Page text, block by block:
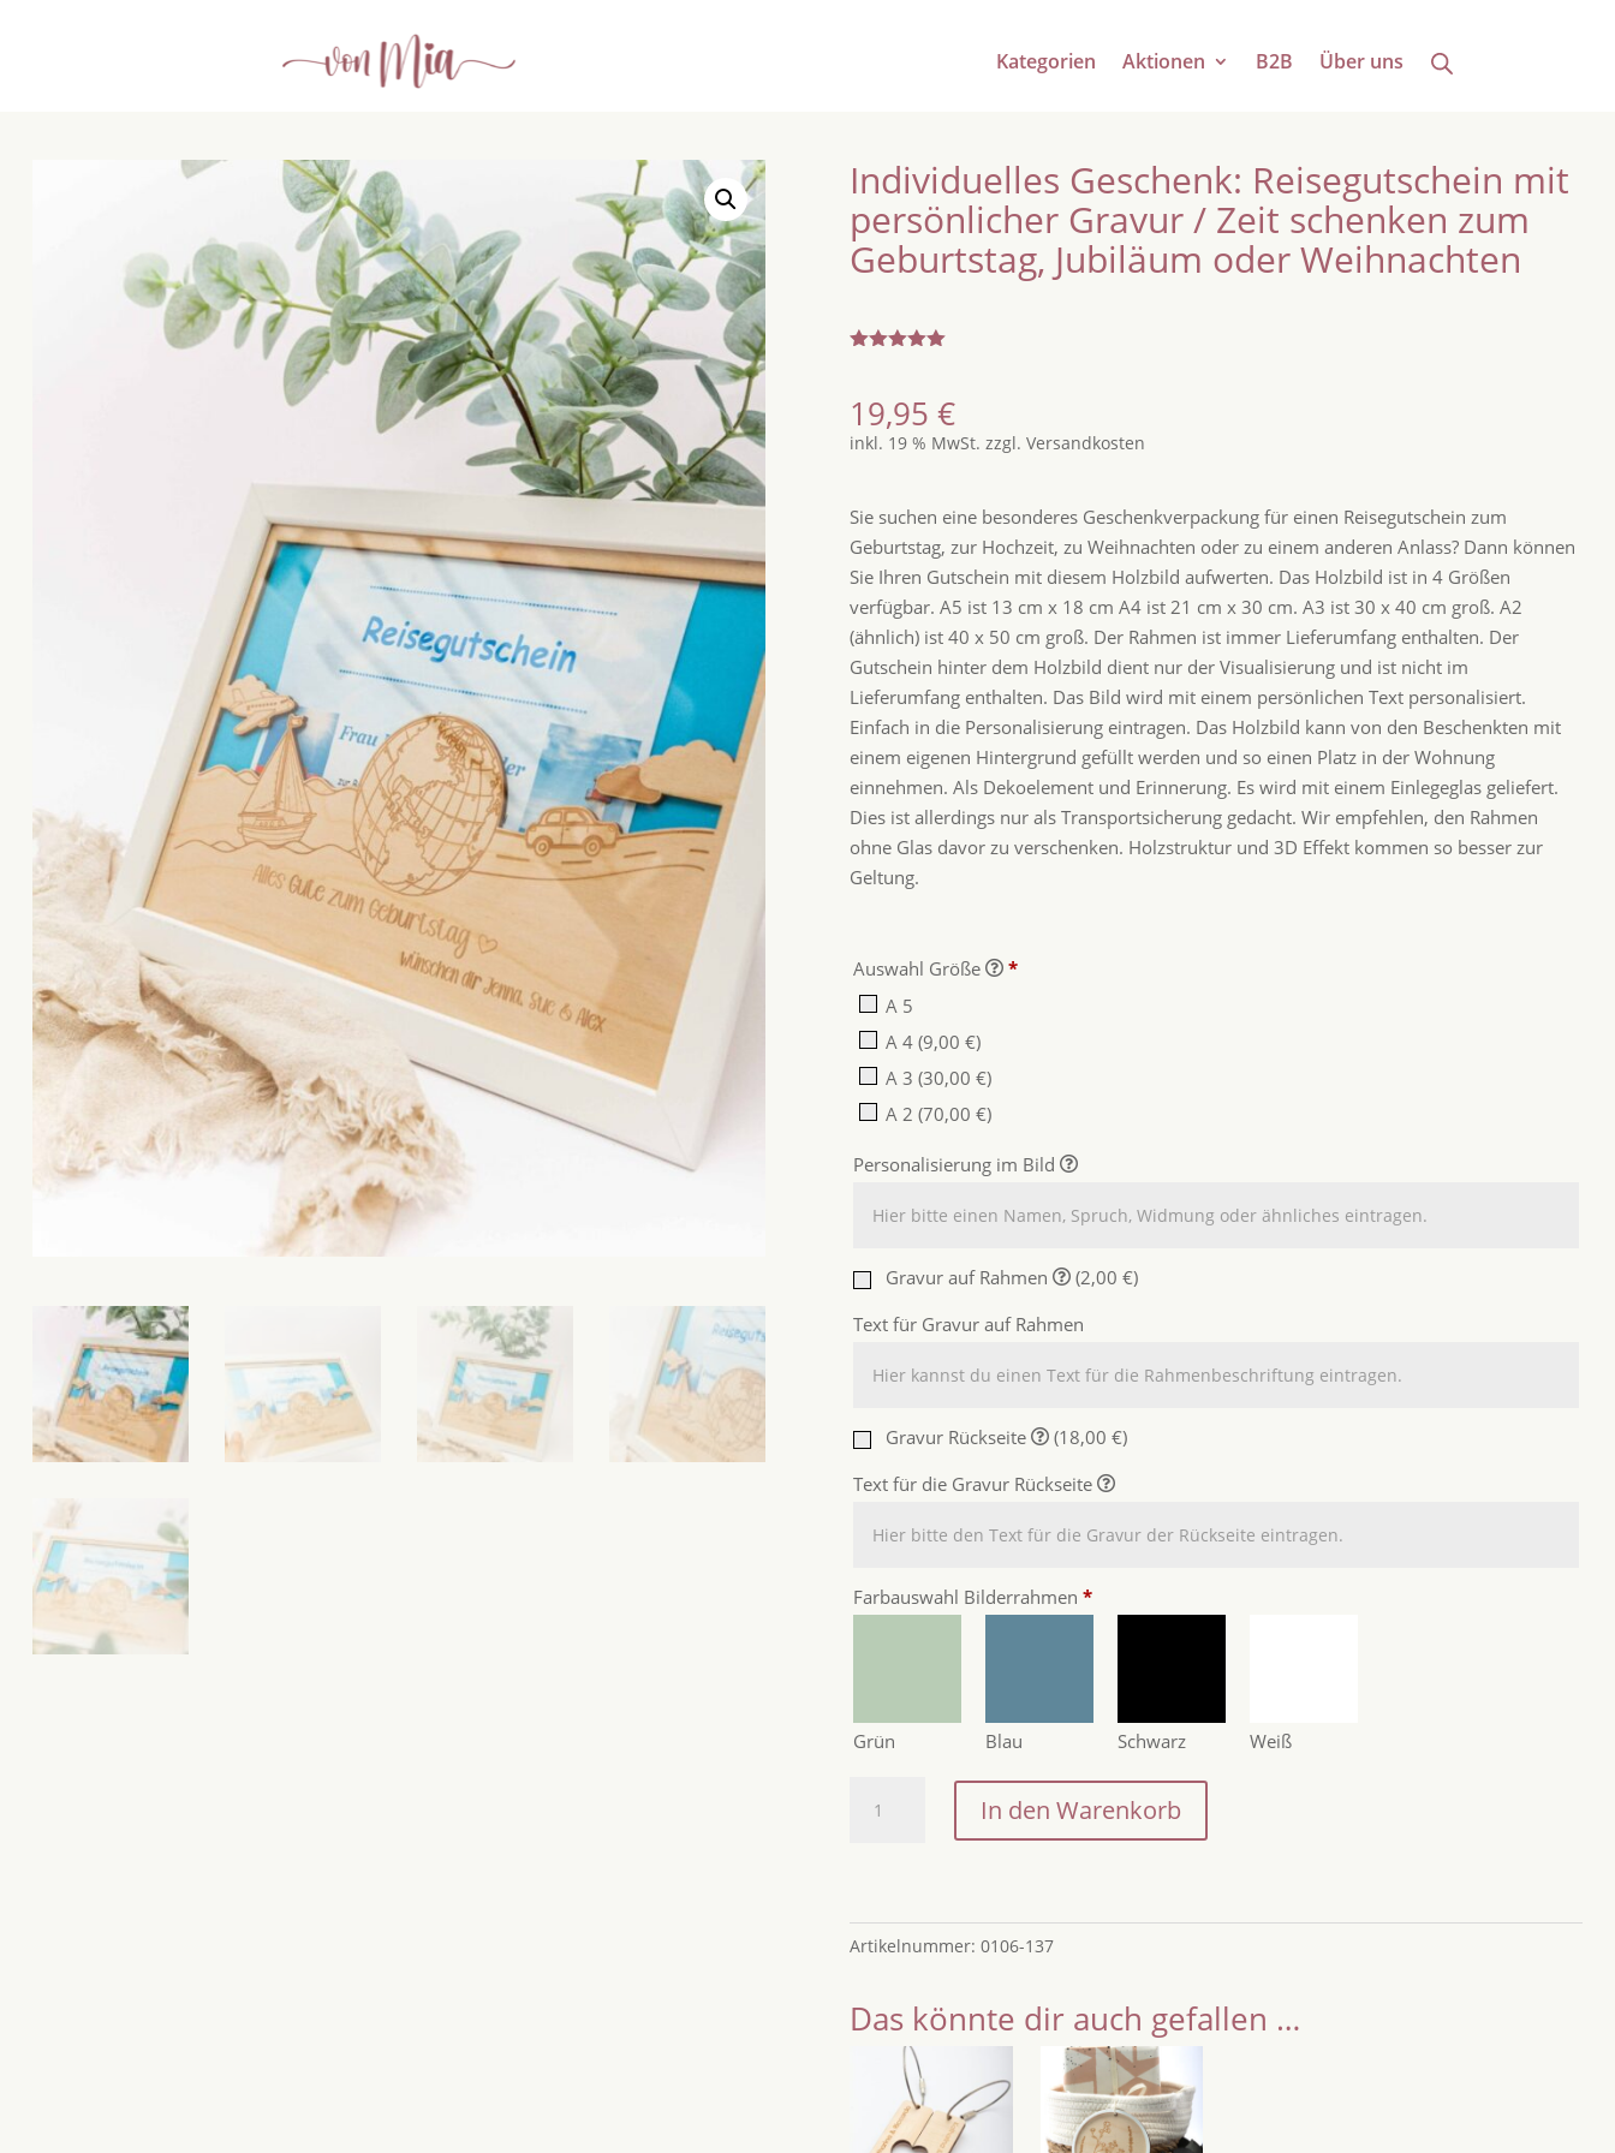
Kategorien Aktionen B2B Über uns
Individuelles Geschenk: Reisegutschein mit
persönlicher Gravur / Zeit schenken zum
Geburtstag, Jubiläum oder Weihnachten
von 5,
basierend
auf
Kundenbew
19,95€
inkl. 19 % MwSt. zzgl.Versandkosten
Sie suchen eine besonderes Geschenkverpackung für einen Reisegutschein zum
Geburtstag, zur Hochzeit, zu Weihnachten oder zu einem anderen Anlass? Dann können
Sie Ihren Gutschein mit diesem Holzbild aufwerten. Das Holzbild ist in 4 Größen
verfügbar. A5 ist 13 cm x 18 cm A4 ist 21 cm x 30 cm. A3 ist 30 x 40 cm groß. A2
(ähnlich) ist 40 x 50 cm groß. Der Rahmen ist immer Lieferumfang enthalten. Der
Gutschein hinter dem Holzbild dient nur der Visualisierung und ist nicht im
Lieferumfang enthalten. Das Bild wird mit einem persönlichen Text personalisiert.
Einfach in die Personalisierung eintragen. Das Holzbild kann von den Beschenkten mit
einem eigenen Hintergrund gefüllt werden und so einen Platz in der Wohnung
einnehmen. Als Dekoelement und Erinnerung. Es wird mit einem Einlegeglas geliefert.
Dies ist allerdings nur als Transportsicherung gedacht. Wir empfehlen, den Rahmen
ohne Glas davor zu verschenken. Holzstruktur und 3D Effekt kommen so besser zur
Geltung.
Auswahl Größe
*
A 5
A 4(9,00 €)
A 3(30,00 €)
A 2(70,00 €)
Personalisierung im Bild
Gravur auf Rahmen
(2,00 €)
Text für Gravur auf Rahmen
Gravur Rückseite
(18,00 €)
Text für die Gravur Rückseite
Farbauswahl Bilderrahmen*
Grün Blau Schwarz Weiß
Geschenk:
Gravur
schenken
Geburtstag,
Jubiläum
In den Warenkorb
Artikelnummer:0106-137
Das könnte dir auch gefallen …